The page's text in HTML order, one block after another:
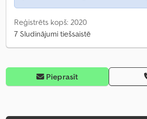
Reģistrēts kopš: 2020
7 Sludinājumi tiešsaistē
Pieprasīt